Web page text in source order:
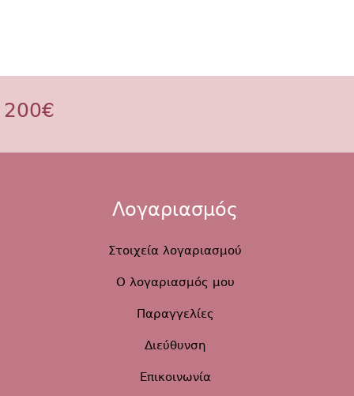
Λογαριασμός
Στοιχεία λογαριασμού
Ο λογαριασμός μου
Παραγγελίες
Διεύθυνση
Επικοινωνία